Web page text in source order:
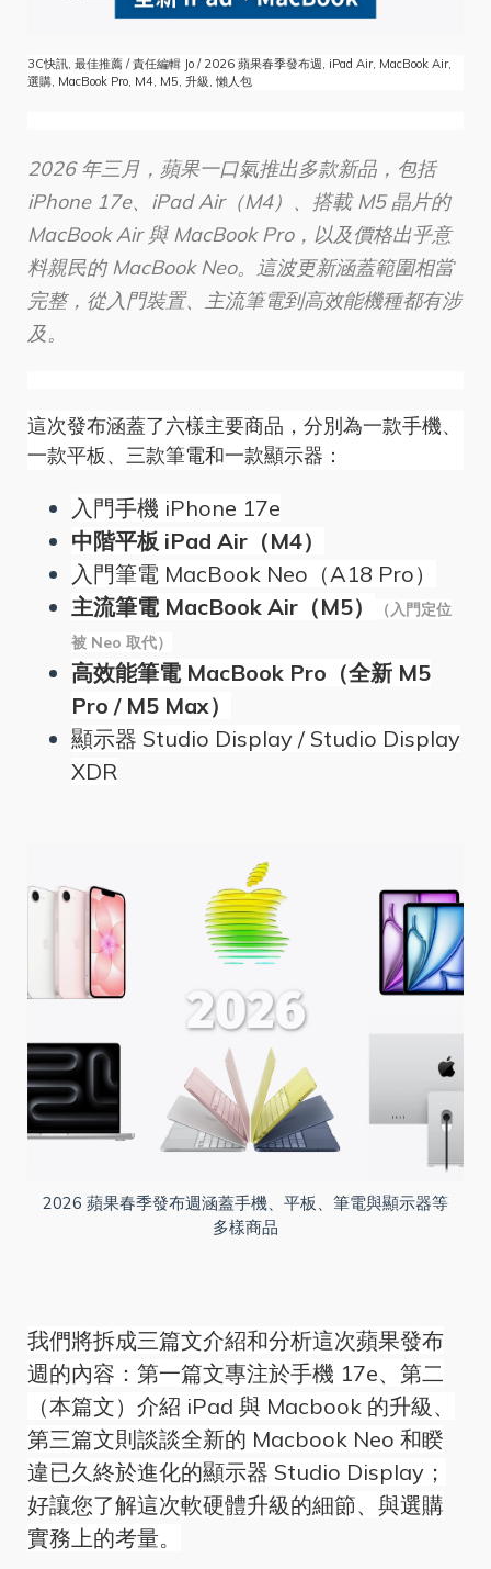
3C快訊, 最佳推薦 / 責任編輯 Jo / 2026 蘋果春季發布週, iPad Air, MacBook Air,
選購, MacBook Pro, M4, M5, 升級, 懶人包
2026 年三月，蘋果一口氣推出多款新品，包括
iPhone 17e、iPad Air（M4）、搭載 M5 晶片的
MacBook Air 與 MacBook Pro，以及價格出乎意
料親民的 MacBook Neo。這波更新涵蓋範圍相當
完整，從入門裝置、主流筆電到高效能機種都有涉
及。
這次發布涵蓋了六樣主要商品，分別為一款手機、
一款平板、三款筆電和一款顯示器：
入門手機 iPhone 17e
中階平板 iPad Air（M4）
入門筆電 MacBook Neo（A18 Pro）
主流筆電 MacBook Air（M5）
（入門定位
被 Neo 取代）
高效能筆電 MacBook Pro（全新 M5
Pro / M5 Max）
顯示器 Studio Display / Studio Display
XDR
2026 蘋果春季發布週涵蓋手機、平板、筆電與顯示器等
多樣商品
我們將拆成三篇文介紹和分析這次蘋果發布
週的內容：第一篇文專注於手機 17e、第二
（本篇文）介紹 iPad 與 Macbook 的升級、
第三篇文則談談全新的 Macbook Neo 和睽
違已久終於進化的顯示器 Studio Display；
好讓您了解這次軟硬體升級的細節、與選購
實務上的考量。